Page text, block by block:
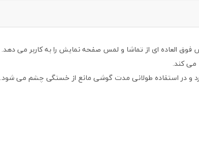
می کند.
و در استفاده طولانی مدت گوشی مانع از خستگی چشم می شود.